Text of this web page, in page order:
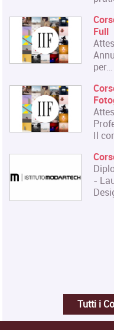
La
Il
e
Il
Tutti i